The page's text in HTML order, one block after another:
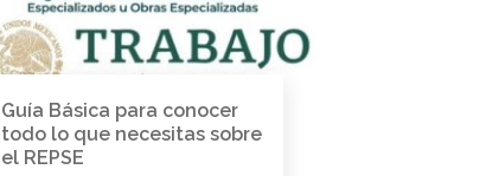
Guía Básica para conocer
todo lo que necesitas sobre
el REPSE